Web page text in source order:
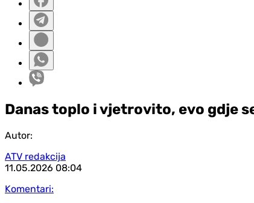
Danas toplo i vjetrovito, evo gdje
Autor:
ATV redakcija
11.05.2026 08:04
Komentari: